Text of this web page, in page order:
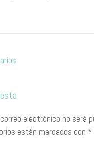
electrónico no será
están marcados con *